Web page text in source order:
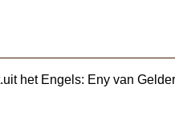
het Engels: Eny van